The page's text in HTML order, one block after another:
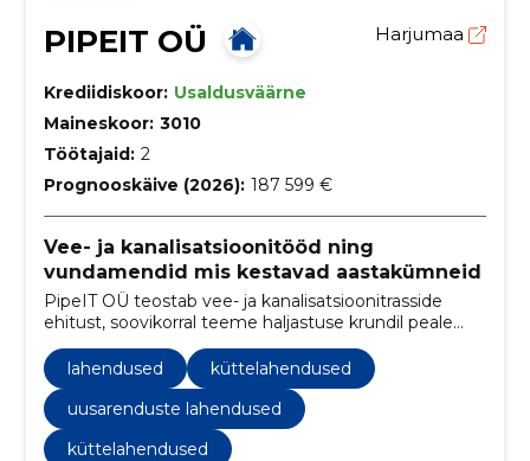
PIPEIT OÜ Harjumaa
Krediidiskoor: Usaldusväärne
Maineskoor: 3010
Töötajaid: 2
Prognooskäive (2026): 187 599 €
Vee- ja kanalisatsioonitööd ning
vundamendid mis kestavad aastakümneid
PipeIT OÜ teostab vee- ja kanalisatsioonitrasside
ehitust, soovikorral teeme haljastuse krundil peale
tööde lõppu. Lisaks ehitame plaat ja lintvundamente
koos kõigi kommunikatsioonidega ning teostame
erinevaid torutöid. Vajadusel teeme sulle projekti ja
ajame korda dokumentatsiooni kohaliku vee-
ettevõttega.
lahendused
küttelahendused
uusarenduste lahendused
küttelahendused